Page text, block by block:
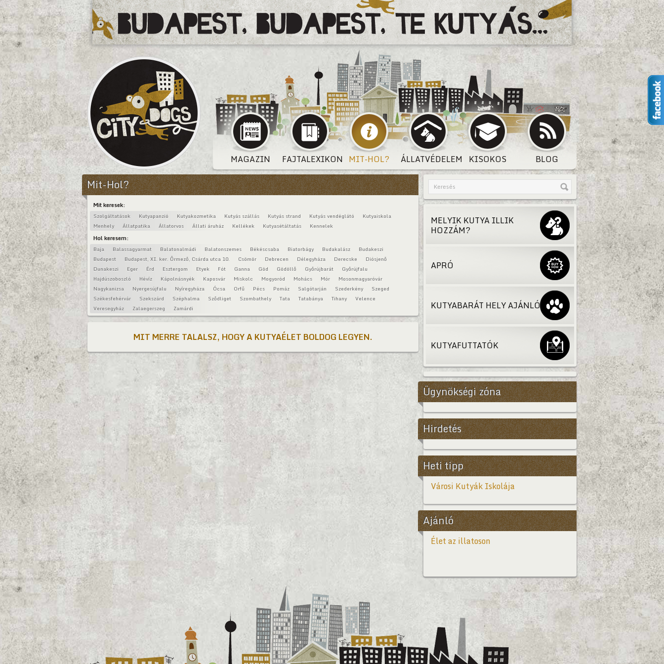
CityDogs
MAGAZIN FAJTALEXIKON MIT-HOL? ÁLLATVÉDELEM KISOKOS BLOG
Mit-Hol?
Mit keresek:
Szolgáltatások Kutyapanzió Kutyakozmetika Kutyás szállás Kutyás strand Kutyás vendéglátó
Kutyaiskola
Menhely
Állatpatika Állatorvos Állati áruház Kellékek Kutyasétáltatás Kennelek
Hol keresem:
Baja Balassagyarmat Balatonalmádi Balatonszemes Békéscsaba Biatorbágy Budakalász
Budakeszi
Budapest
Budapest, XI. ker. Őrmező, Csárda utca 10. Csömör Debrecen Délegyháza Derecske
Diósjenő
Dunakeszi
Eger Érd Esztergom Etyek Fót Ganna Göd Gödöllő Győrújbarát
Győrújfalu
Hajdúszoboszló
Hévíz Kápolnásnyék Kaposvár Miskolc Mogyoród Mohács Mór
Mosonmagyaróvár
Nagykanizsa
Nyergesújfalu Nyíregyháza Ócsa Orfű Pécs Pomáz Salgótarján Szederkény
Szeged
Székesfehérvár
Szekszárd Széphalma Sződliget Szombathely Tata Tatabánya Tihany
Velence
Veresegyház
Zalaegerszeg Zamárdi
MIT MERRE TALALSZ, HOGY A KUTYAÉLET BOLDOG LEGYEN.
MELYIK KUTYA ILLIK
HOZZÁM?
APRÓ
KUTYABARÁT HELY AJÁNLÓ
KUTYAFUTTATÓK
Ügynökségi zóna
Hirdetés
Heti tipp
Városi Kutyák Iskolája
Ajánló
Élet az illatoson